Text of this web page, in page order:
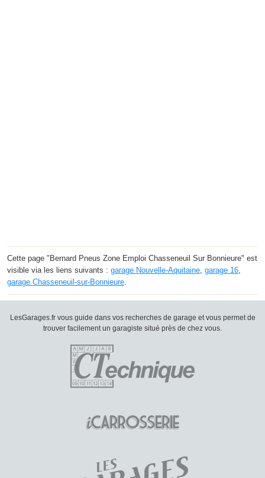
Cette page "Bernard Pneus Zone Emploi Chasseneuil Sur Bonnieure" est
visible via les liens suivants : garage Nouvelle-Aquitaine garage 16
garage Chasseneuil-sur-Bonnieure
LesGarages.fr vous guide dans vos recherches de garage et vous permet de
trouver facilement un garagiste situé près de chez vous.